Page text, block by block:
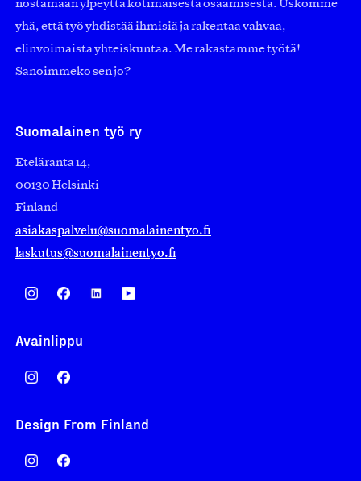
nostamaan ylpeyttä kotimaisesta osaamisesta. Uskomme
yhä, että työ yhdistää ihmisiä ja rakentaa vahvaa,
elinvoimaista yhteiskuntaa. Me rakastamme työtä!
Sanoimmeko sen jo?
Suomalainen työ ry
Eteläranta 14,
00130 Helsinki
Finland
asiakaspalvelu@suomalainentyo.fi
laskutus@suomalainentyo.fi
Avainlippu
Design From Finland